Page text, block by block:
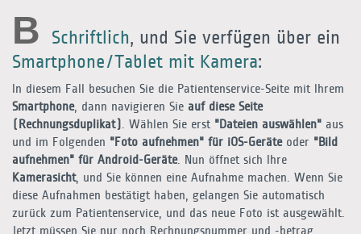
B Schriftlich, und Sie verfügen über ein
Smartphone/Tablet mit Kamera:
In diesem Fall besuchen Sie die Patientenservice-Seite mit Ihrem
Smartphone, dann navigieren Sie auf diese Seite
(Rechnungsduplikat) . Wählen Sie erst "Dateien auswählen" aus
und im Folgenden "Foto aufnehmen" für iOS-Geräteoder "Bild
aufnehmen" für Android-Geräte. Nun öffnet sich Ihre
Kamerasicht, und Sie können eine Aufnahme machen. Wenn Sie
diese Aufnahmen bestätigt haben, gelangen Sie automatisch
zurück zum Patientenservice, und das neue Foto ist ausgewählt.
Jetzt müssen Sie nur noch Rechnungsnummer und -betrag